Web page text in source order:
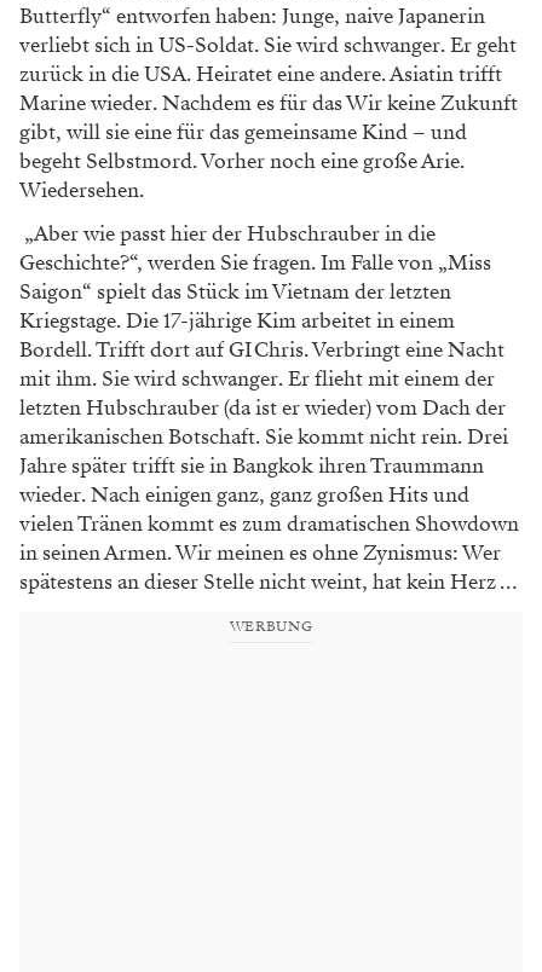
Butterfly“ entworfen haben: Junge, naive Japanerin
verliebt sich in US-Soldat. Sie wird schwanger. Er geht
zurück in die USA. Heiratet eine andere. Asiatin trifft
Marine wieder. Nachdem es für das Wir keine Zukunft
gibt, will sie eine für das gemeinsame Kind – und
begeht Selbstmord. Vorher noch eine große Arie.
Wiedersehen.
„Aber wie passt hier der Hubschrauber in die
Geschichte?“, werden Sie fragen. Im Falle von „Miss
Saigon“ spielt das Stück im Vietnam der letzten
Kriegstage. Die 17-jährige Kim arbeitet in einem
Bordell. Trifft dort auf GI Chris. Verbringt eine Nacht
mit ihm. Sie wird schwanger. Er flieht mit einem der
letzten Hubschrauber (da ist er wieder) vom Dach der
amerikanischen Botschaft. Sie kommt nicht rein. Drei
Jahre später trifft sie in Bangkok ihren Traummann
wieder. Nach einigen ganz, ganz großen Hits und
vielen Tränen kommt es zum dramatischen Showdown
in seinen Armen. Wir meinen es ohne Zynismus: Wer
spätestens an dieser Stelle nicht weint, hat kein Herz …
WERBUNG